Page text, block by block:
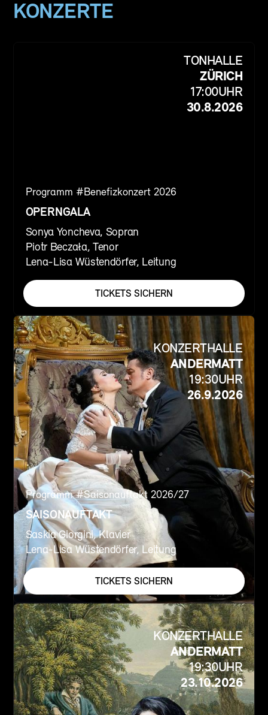
KONZERTE
TONHALLE
ZÜRICH
17:00UHR
30.8.2026
Programm #Benefizkonzert 2026
OPERNGALA
Sonya Yoncheva, Sopran
Piotr Beczała, Tenor
Lena-Lisa Wüstendörfer, Leitung
TICKETS SICHERN
KONZERTHALLE
ANDERMATT
19:30UHR
26.9.2026
Programm #Saisonauftakt 2026/27
SAISONAUFTAKT
Saskia Giorgini, Klavier
Lena-Lisa Wüstendörfer, Leitung
TICKETS SICHERN
KONZERTHALLE
ANDERMATT
19:30UHR
23.10.2026